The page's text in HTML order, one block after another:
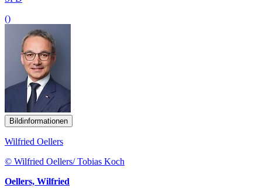
()
Bildinformationen
Wilfried Oellers
© Wilfried Oellers/ Tobias Koch
Oellers, Wilfried